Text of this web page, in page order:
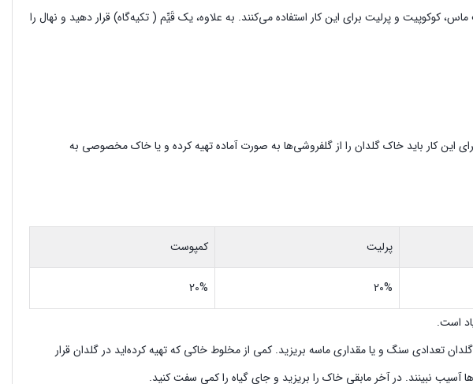
کوکوپیت و پرلیت برای این کار استفاده می‌کنند. به علاوه، یک قَیِّم ( تکیه‌گاه) قرار دهید و نهال را
برای این کار باید خاک گلدان را از گلفروشی‌ها به صورت آماده تهیه کرده و یا خاک مخصوصی به
پرلیت کمپوست
20%
20%
است.
تعدادی سنگ و یا مقداری ماسه بریزید. کمی از مخلوط خاکی که تهیه کرده‌اید در گلدان قرار
نبینند. در آخر مابقی خاک را بریزید و جای گیاه را کمی سفت کنید.